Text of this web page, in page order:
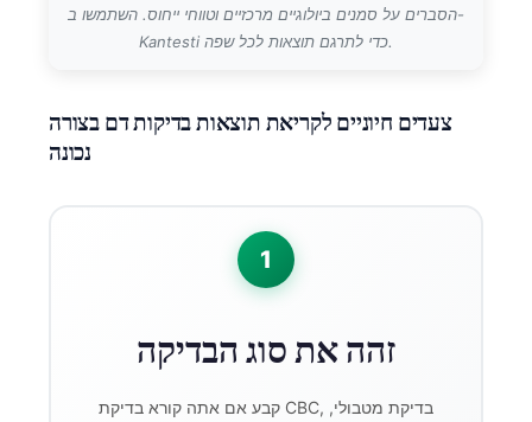
הסברים על סמנים ביולוגיים מרכזיים וטווחי ייחוס. השתמשו ב-
Kantesti כדי לתרגם תוצאות לכל שפה.
צעדים חיוניים לקריאת תוצאות בדיקות דם בצורה
נכונה
1
זהה את סוג הבדיקה
קבע אם אתה קורא בדיקת CBC, בדיקת מטבולי,